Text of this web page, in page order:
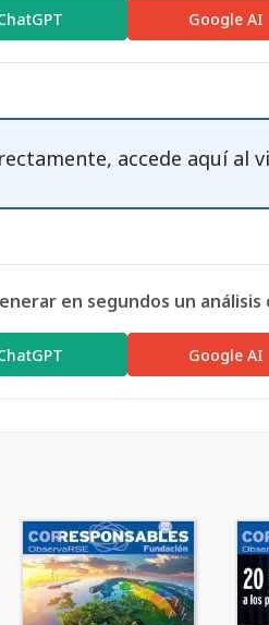
Google AI
accede aquíal
en segundos un
Google AI